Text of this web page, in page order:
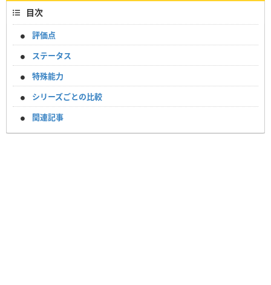
目次
評価点
ステータス
特殊能力
シリーズごとの比較
関連記事